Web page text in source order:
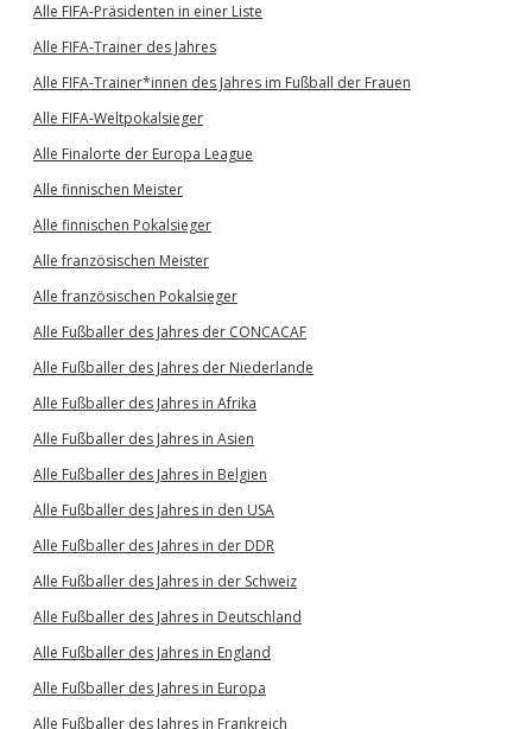
Alle FIFA-Präsidenten in einer Liste
Alle FIFA-Trainer des Jahres
Alle FIFA-Trainer*innen des Jahres im Fußball der Frauen
Alle FIFA-Weltpokalsieger
Alle Finalorte der Europa League
Alle finnischen Meister
Alle finnischen Pokalsieger
Alle französischen Meister
Alle französischen Pokalsieger
Alle Fußballer des Jahres der CONCACAF
Alle Fußballer des Jahres der Niederlande
Alle Fußballer des Jahres in Afrika
Alle Fußballer des Jahres in Asien
Alle Fußballer des Jahres in Belgien
Alle Fußballer des Jahres in den USA
Alle Fußballer des Jahres in der DDR
Alle Fußballer des Jahres in der Schweiz
Alle Fußballer des Jahres in Deutschland
Alle Fußballer des Jahres in England
Alle Fußballer des Jahres in Europa
Alle Fußballer des Jahres in Frankreich